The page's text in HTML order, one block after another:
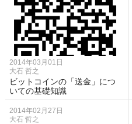
2014年03月01日
大石 哲之
ビットコインの「送金」につ
いての基礎知識
2014年02月27日
大石 哲之